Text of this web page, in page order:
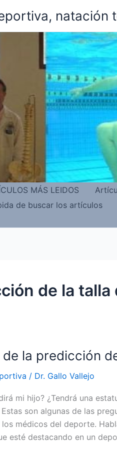
natación
MÁS LEIDOS
de buscar los artículos
de la
de la predicción
/ Dr. Gallo Vallejo
mi hijo? ¿Tendrá una
son algunas de las
los médicos del deporte.
esté destacando en un